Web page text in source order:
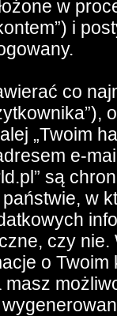
w
i
co
„Twoim
e-
są
w
czy
o